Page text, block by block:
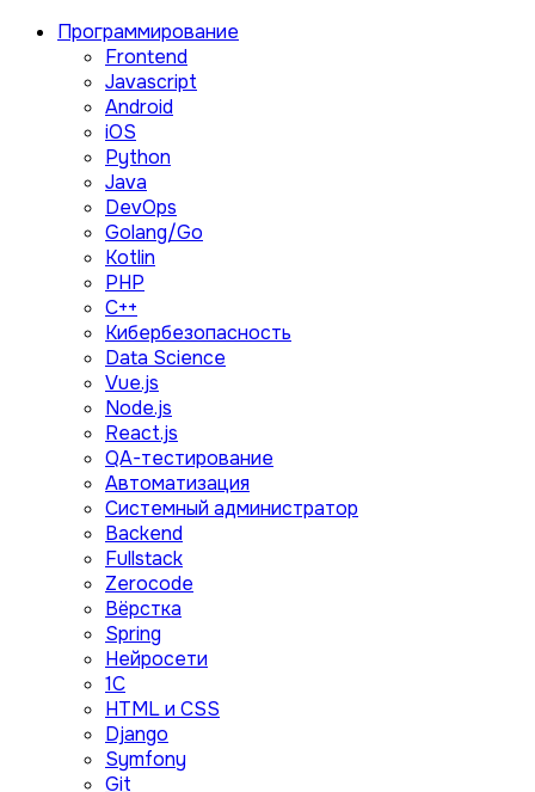
Программирование
Frontend
Javascript
Android
iOS
Python
Java
DevOps
Golang/Go
Kotlin
PHP
C++
Кибербезопасность
Data Science
Vue.js
Node.js
React.js
QA-тестирование
Автоматизация
Системный администратор
Backend
Fullstack
Zerocode
Вёрстка
Spring
Нейросети
1C
HTML и CSS
Django
Symfony
Git